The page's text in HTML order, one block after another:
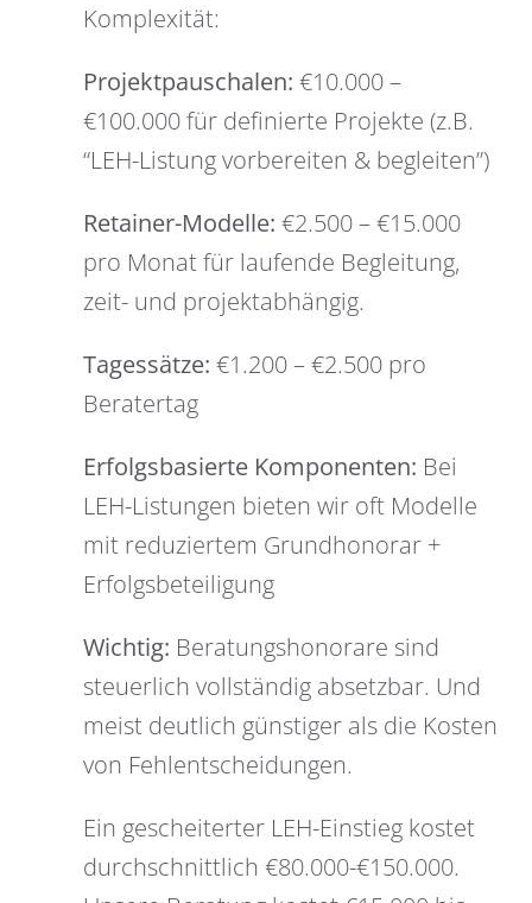
Komplexität:
Projektpauschalen: €10.000 –
€100.000 für definierte Projekte (z.B.
“LEH-Listung vorbereiten & begleiten”)
Retainer-Modelle: €2.500 – €15.000
pro Monat für laufende Begleitung,
zeit- und projektabhängig.
Tagessätze: €1.200 – €2.500 pro
Beratertag
Erfolgsbasierte Komponenten: Bei
LEH-Listungen bieten wir oft Modelle
mit reduziertem Grundhonorar +
Erfolgsbeteiligung
Wichtig: Beratungshonorare sind
steuerlich vollständig absetzbar. Und
meist deutlich günstiger als die Kosten
von Fehlentscheidungen.
Ein gescheiterter LEH-Einstieg kostet
durchschnittlich €80.000-€150.000.